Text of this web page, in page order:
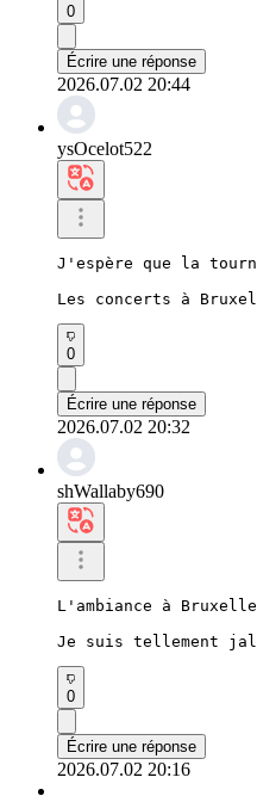
0
Écrire une réponse
2026.07.02 20:44
ysOcelot522
J'espère que la
Les concerts à
0
Écrire une réponse
2026.07.02 20:32
shWallaby690
L'ambiance à
Je suis tellement
0
Écrire une réponse
2026.07.02 20:16